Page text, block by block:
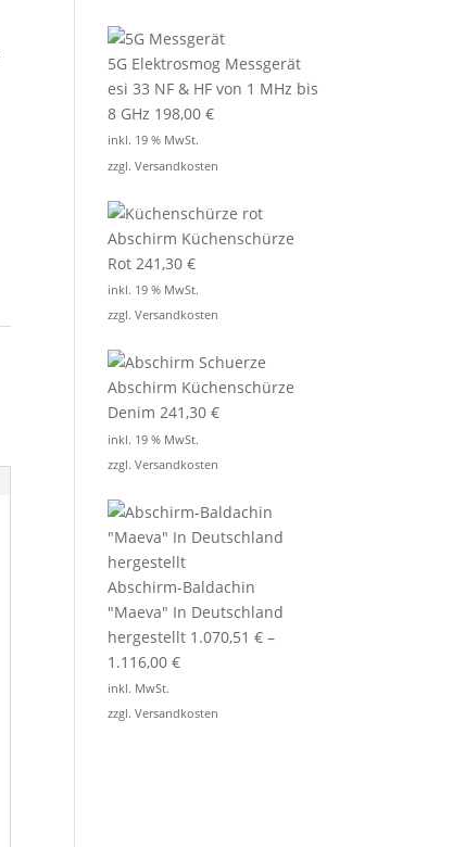
5G Elektrosmog Messgerät
esi 33 NF & HF von 1 MHz bis
8 GHz 198,00€
inkl. 19 % MwSt.
zzgl.Versandkosten
Abschirm Küchenschürze
Rot 241,30€
inkl. 19 % MwSt.
zzgl.Versandkosten
Abschirm Küchenschürze
Denim 241,30€
inkl. 19 % MwSt.
zzgl.Versandkosten
Abschirm-Baldachin
"Maeva" In Deutschland
hergestellt 1.070,51€ –
1.116,00€
inkl. MwSt.
zzgl.Versandkosten